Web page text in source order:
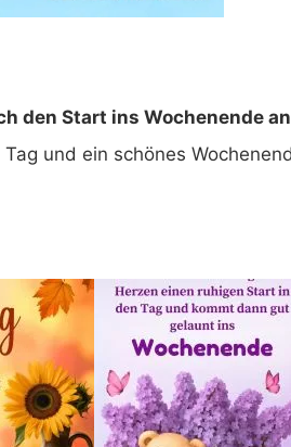
den Start ins Wochenende
und ein schönes